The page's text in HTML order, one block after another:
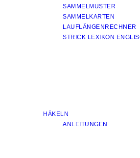
SAMMELMUSTER
SAMMELKARTEN
LAUFLÄNGENRECHNER
STRICK LEXIKON
HÄKELN
ANLEITUNGEN